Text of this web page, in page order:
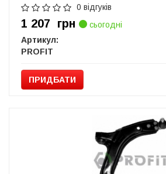
0 відгуків
1 207 грн
сьогодні
Артикул:
PROFIT
ПРИДБАТИ